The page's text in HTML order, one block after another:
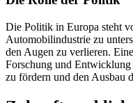
Die Politik in Europa steht
Automobilindustrie zu
den Augen zu verlieren.
Forschung und
zu fördern und den Ausbau